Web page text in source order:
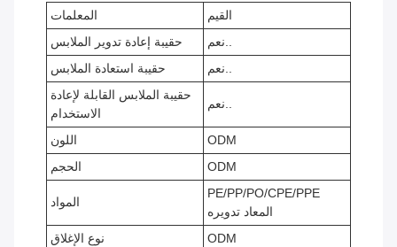
المعلمات
القيم
حقيبة إعادة تدوير الملابس
نعم..
حقيبة استعادة الملابس
نعم..
حقيبة الملابس القابلة لإعادة
الاستخدام
نعم..
اللون
ODM
الحجم
ODM
المواد
PE/PP/PO/CPE/PPE
المعاد تدويره
نوع الإغلاق
ODM